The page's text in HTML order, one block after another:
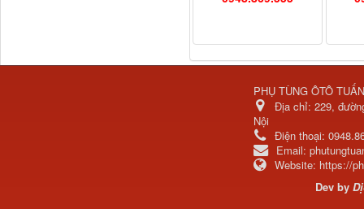
PHỤ TÙNG ÔTÔ
Địa chỉ: 229,
Nội
Điện thoại:
Email:
Website: https://
Dev by